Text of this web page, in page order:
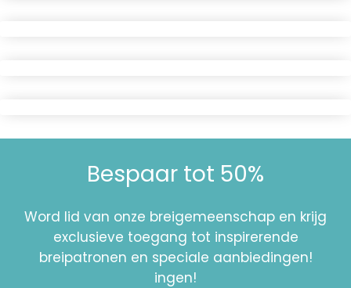
Bespaar tot 50%
Word lid van onze breigemeenschap en krijg
exclusieve toegang tot inspirerende
breipatronen en speciale aanbiedingen!
ingen!